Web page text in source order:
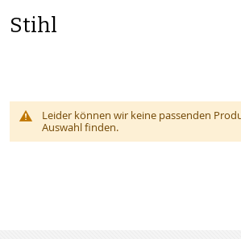
springen
Stihl
Leider können wir keine passenden
Auswahl finden.